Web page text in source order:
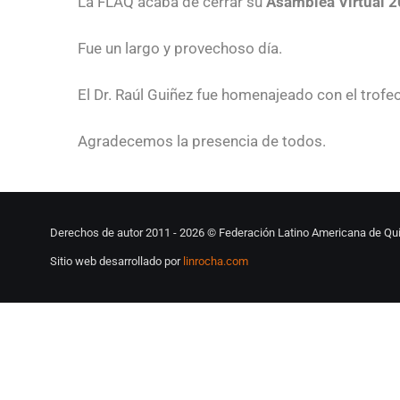
Fue un largo y provechoso día.
El Dr. Raúl Guiñez fue homenajeado con el
Agradecemos la presencia de todos.
Derechos de autor 2011 - 2026 © Federación Latino Americana de
Sitio web desarrollado por linrocha.com